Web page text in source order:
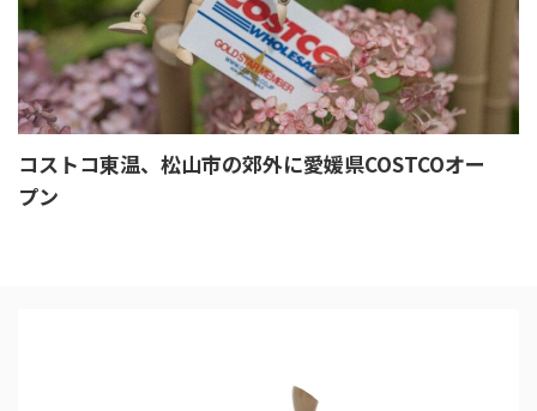
コストコ東温、松山市の郊外に愛媛県COSTCOオー
プン